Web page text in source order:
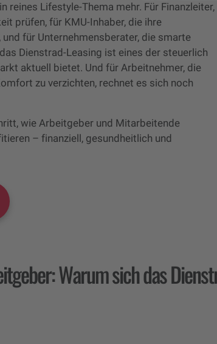
reines Lifestyle-Thema mehr. Für Finanzleiter,
prüfen, für KMU-Inhaber, die ihre
für Unternehmensberater, die smarte
Dienstrad-Leasing ist eines der steuerlich
aktuell bietet. Und für Arbeitnehmer, die
zu verzichten, rechnet es sich noch
wie Arbeitgeber und Mitarbeitende
– finanziell, gesundheitlich und
Warum sich das